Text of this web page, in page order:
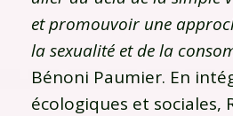
et promouvoir une
la sexualité et de la
Bénoni Paumier. En
écologiques et sociales,